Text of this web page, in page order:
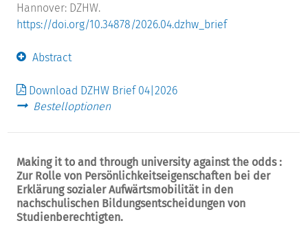
Hannover: DZHW.
https://doi.org/10.34878/2026.04.dzhw_brief
Abstract
Download DZHW Brief 04|2026
Bestelloptionen
Making it to and through university against the odds :
Zur Rolle von Persönlichkeitseigenschaften bei der
Erklärung sozialer Aufwärtsmobilität in den
nachschulischen Bildungsentscheidungen von
Studienberechtigten.